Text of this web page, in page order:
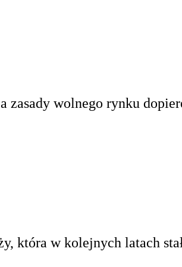
wolnego rynku
która w kolejnych latach